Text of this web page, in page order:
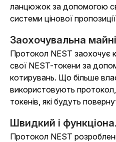
ланцюжок за допомогою
системи цінової
Заохочувальна
Протокол NEST заохочує
свої NEST-токени за
котирувань. Що більше
використовують протокол,
токенів, які будуть
Швидкий і
Протокол NEST